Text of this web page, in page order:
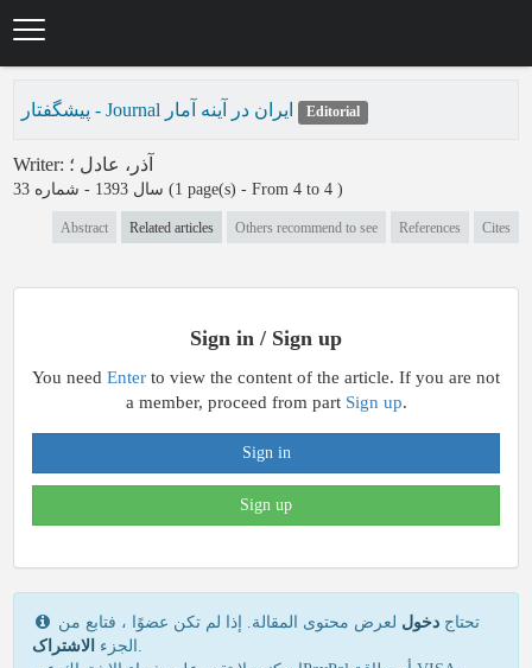
پیشگفتار - Journal ایران در آینه آمار Editorial
Writer: آذر، عادل ؛
سال 1393 - شماره 33 (‎1 page(s) - From 4 to 4 )
Abstract Related articles Others recommend to see References Cites
Sign in / Sign up
You need Enter to view the content of the article. If you are not
a member, proceed from part Sign up.
Sign in
Sign up
تحتاج دخول لعرض محتوى المقالة. إذا لم تكن عضوًا ، فتابع من
الجزء الاشتراک
.